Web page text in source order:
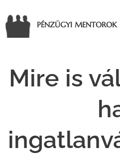
PÉNZÜGYI MENTOROK
Mire is